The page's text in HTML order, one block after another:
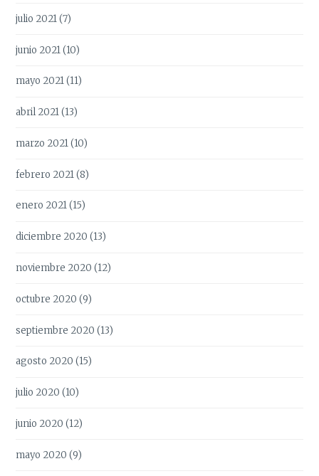
julio 2021(7)
junio 2021(10)
mayo 2021(11)
abril 2021(13)
marzo 2021(10)
febrero 2021(8)
enero 2021(15)
diciembre 2020 (13)
noviembre 2020 (12)
octubre 2020 (9)
septiembre 2020 (13)
agosto 2020 (15)
julio 2020 (10)
junio 2020 (12)
mayo 2020 (9)